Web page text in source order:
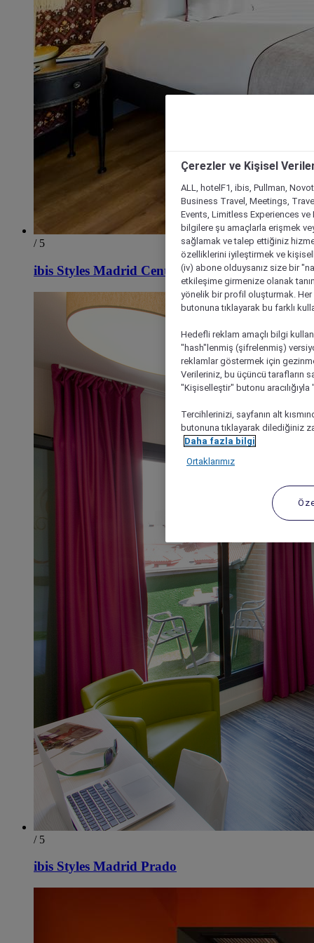
/ 5
ibis Styles Madrid Centro Maravillas
/ 5
ibis Styles Madrid Prado
Çerezler ve Kişisel
ALL, hotelF1, ibis, Pullman,
Business Travel, Meetings,
Events, Limitless Experiences
bilgilere şu amaçlarla erişmek
sağlamak ve talep ettiğiniz
özelliklerini iyileştirmek ve
(iv) abone olduysanız size bir
etkileşime girmenize olanak
yönelik bir profil oluşturmak.
butonuna tıklayarak bu farklı
Hedefli reklam amaçlı bilgi
"hash"lenmiş (şifrelenmiş)
reklamlar göstermek için
Verileriniz, bu üçüncü tarafların
"Kişiselleştir" butonu
Tercihlerinizi, sayfanın alt
butonuna tıklayarak dilediğiniz
Daha fazla bilgi
Ortaklarımız